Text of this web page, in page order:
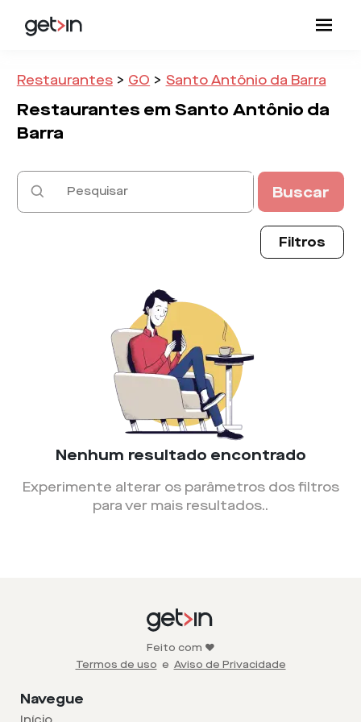
Restaurantes > GO > Santo Antônio da Barra
Restaurantes emSanto Antônio da
Barra
Buscar
Filtros
Nenhum resultado encontrado
Experimente alterar os parâmetros dos filtros
para ver mais resultados..
Feito com ❤️
Termos de uso e Aviso de Privacidade
Navegue